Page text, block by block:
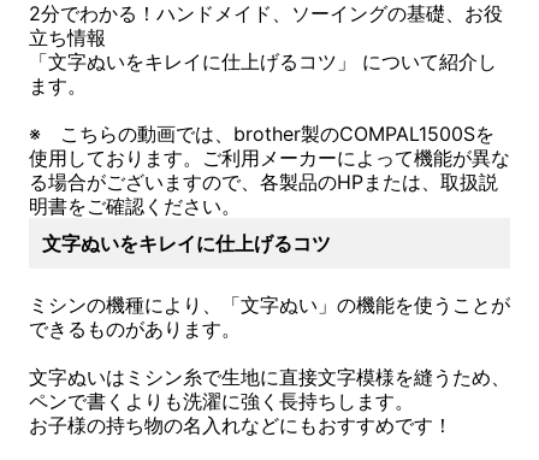
2分でわかる！ハンドメイド、ソーイングの基礎、お役
立ち情報
「文字ぬいをキレイに仕上げるコツ」 について紹介し
ます。
※ こちらの動画では、brother製のCOMPAL1500Sを
使用しております。ご利用メーカーによって機能が異な
る場合がございますので、各製品のHPまたは、取扱説
明書をご確認ください。
文字ぬいをキレイに仕上げるコツ
ミシンの機種により、「文字ぬい」の機能を使うことが
できるものがあります。
文字ぬいはミシン糸で生地に直接文字模様を縫うため、
ペンで書くよりも洗濯に強く長持ちします。
お子様の持ち物の名入れなどにもおすすめです！